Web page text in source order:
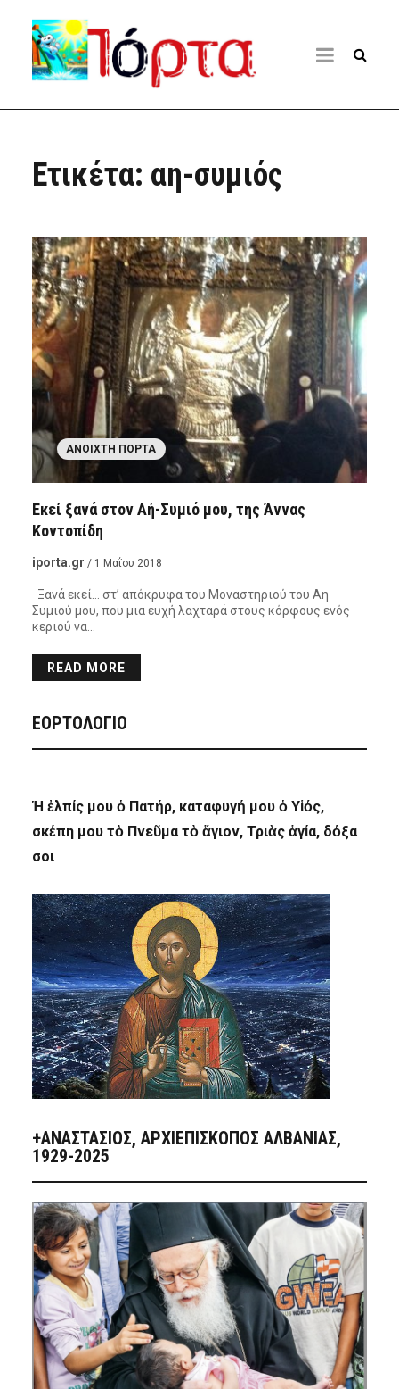
Ετικέτα: αη-συμιός
ΑΝΟΙΧΤΉ ΠΌΡΤΑ
Εκεί ξανά στον Αή-Συμιό μου, της Άννας
Κοντοπίδη
iporta.gr / 1 Μαΐου 2018
Ξανά εκεί… στ’ απόκρυφα του Μοναστηριού του Αη
Συμιού μου, που μια ευχή λαχταρά στους κόρφους ενός
κεριού να…
READ MORE
ΕΟΡΤΟΛΟΓΙΟ
Ἡ ἐλπίς μου ὁ Πατήρ, καταφυγή μου ὁ Υἱός,
σκέπη μου τὸ Πνεῦμα τὸ ἅγιον, Τριὰς ἁγία, δόξα
σοι
+ΑΝΑΣΤΆΣΙΟΣ, ΑΡΧΙΕΠΊΣΚΟΠΟΣ ΑΛΒΑΝΊΑΣ,
1929-2025